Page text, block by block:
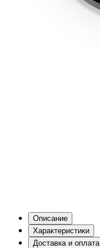
Описание
Характеристики
Доставка и оплата